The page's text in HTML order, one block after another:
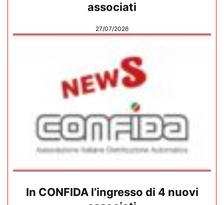
associati
27/07/2026
In CONFIDA l’ingresso di 4 nuovi